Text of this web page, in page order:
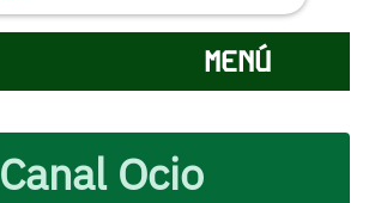
MENÚ
Canal Ocio